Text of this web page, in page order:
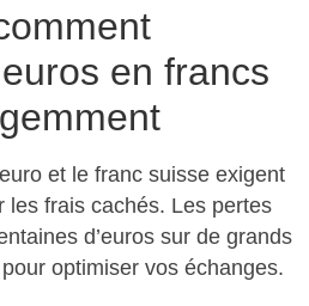
en francs
et le franc suisse exigent
les frais cachés. Les pertes
d’euros sur de grands
optimiser vos échanges.